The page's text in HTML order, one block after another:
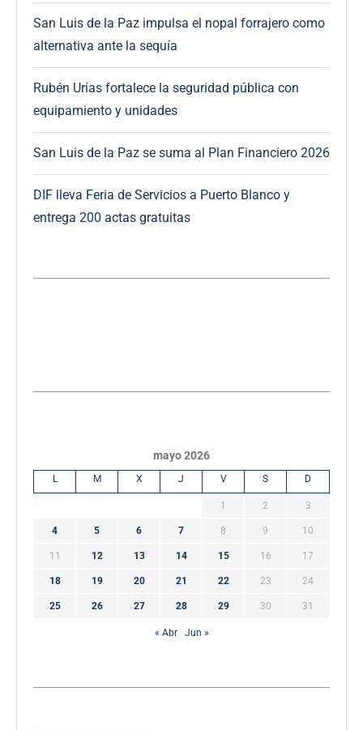
San Luis de la Paz impulsa el nopal forrajero como
alternativa ante la sequía
Rubén Urías fortalece la seguridad pública con
equipamiento y unidades
San Luis de la Paz se suma al Plan Financiero 2026
DIF lleva Feria de Servicios a Puerto Blanco y
entrega 200 actas gratuitas
mayo 2026
L M X J V S D
1 2 3
4 5 6 7 8 9 10
11 12 13 14 15 16 17
18 19 20 21 22 23 24
25 26 27 28 29 30 31
« Abr Jun »